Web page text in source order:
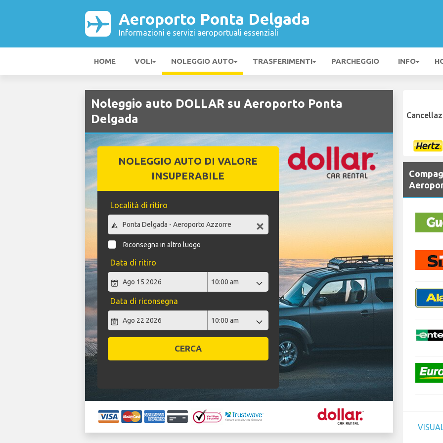
Aeroporto Ponta Delgada
Informazioni e servizi aeroportuali essenziali
HOME VOLI NOLEGGIO AUTO TRASFERIMENTI PARCHEGGIO INFO
Noleggio auto DOLLAR su Aeroporto Ponta
Delgada
NOLEGGIO AUTO DI VALORE
INSUPERABILE
Località di ritiro
Riconsegna in altro luogo
Data di ritiro
Data di riconsegna
CERCA